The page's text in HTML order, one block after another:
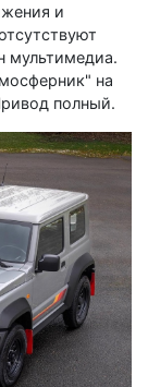
и
мультимедиа.
на
полный.